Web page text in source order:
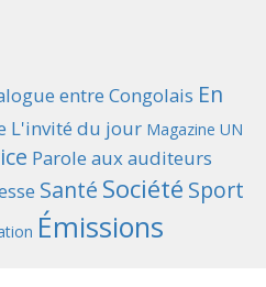
entre Congolais En
L'invité du jour Magazine UN
Parole aux auditeurs
Santé Société Sport
Émissions